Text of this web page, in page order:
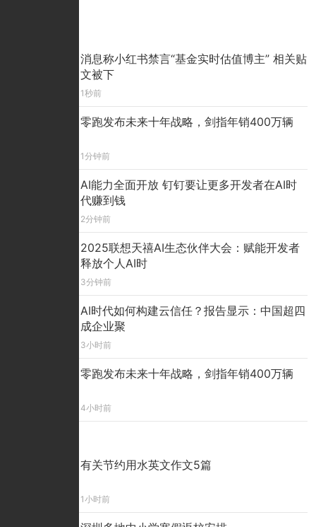
消息称小红书禁言“基金实时估值博主” 相关贴
文被下
1秒前
零跑发布未来十年战略，剑指年销400万辆
1分钟前
AI能力全面开放 钉钉要让更多开发者在AI时
代赚到钱
2分钟前
2025联想天禧AI生态伙伴大会：赋能开发者
释放个人AI时
3分钟前
AI时代如何构建云信任？报告显示：中国超四
成企业聚
3小时前
零跑发布未来十年战略，剑指年销400万辆
4小时前
有关节约用水英文作文5篇
1小时前